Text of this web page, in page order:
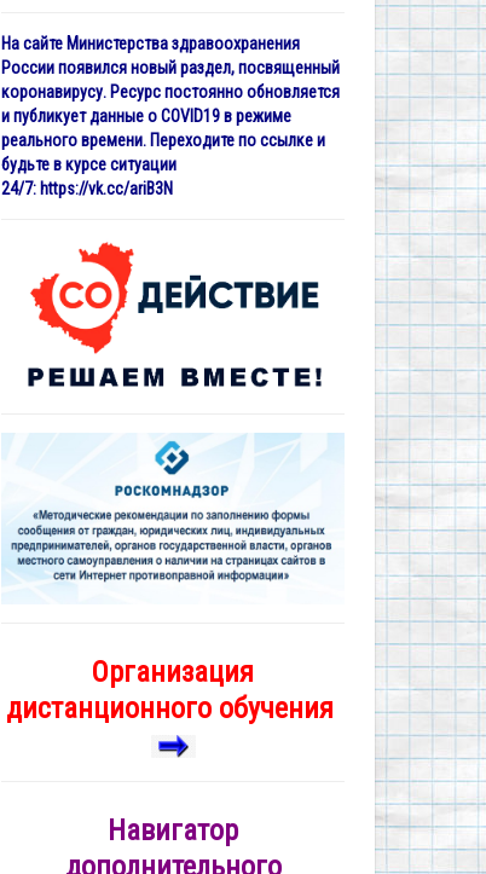
На сайте Министерства здравоохранения
России появился новый раздел, посвященный
коронавирусу. Ресурс постоянно обновляется
и публикует данные о COVID19 в режиме
реального времени. Переходите по ссылке и
будьте в курсе ситуации
24/7: https://vk.cc/ariB3N
Организация
дистанционного обучения
Навигатор
дополнительного